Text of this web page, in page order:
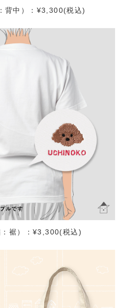
背中）：¥3,300(税込)
裾）：¥3,300(税込)